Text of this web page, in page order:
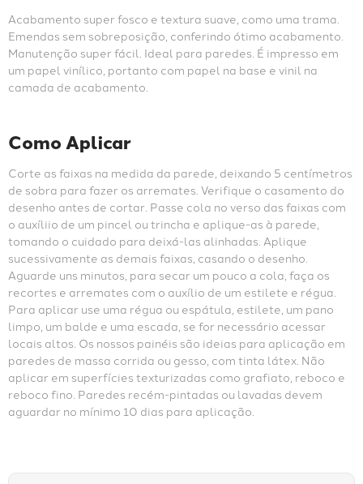
Acabamento super fosco e textura suave, como uma trama.
Emendas sem sobreposição, conferindo ótimo acabamento.
Manutenção super fácil. Ideal para paredes. É impresso em
um papel vinílico, portanto com papel na base e vinil na
camada de acabamento.
Como Aplicar
Corte as faixas na medida da parede, deixando 5 centímetros
de sobra para fazer os arremates. Verifique o casamento do
desenho antes de cortar. Passe cola no verso das faixas com
o auxíliio de um pincel ou trincha e aplique-as à parede,
tomando o cuidado para deixá-las alinhadas. Aplique
sucessivamente as demais faixas, casando o desenho.
Aguarde uns minutos, para secar um pouco a cola, faça os
recortes e arremates com o auxílio de um estilete e régua.
Para aplicar use uma régua ou espátula, estilete, um pano
limpo, um balde e uma escada, se for necessário acessar
locais altos. Os nossos painéis são ideias para aplicação em
paredes de massa corrida ou gesso, com tinta látex. Não
aplicar em superfícies texturizadas como grafiato, reboco e
reboco fino. Paredes recém-pintadas ou lavadas devem
aguardar no mínimo 10 dias para aplicação.